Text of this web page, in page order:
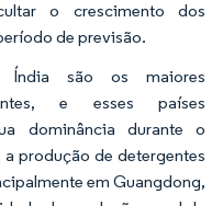
o crescimento dos
de previsão.
Índia são os maiores
e esses países
dominância durante o
produção de detergentes
em Guangdong,